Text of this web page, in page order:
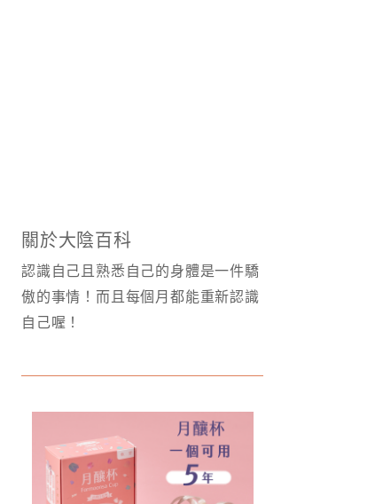
關於大陰百科
認識自己且熟悉自己的身體是一件驕
傲的事情！而且每個月都能重新認識
自己喔！